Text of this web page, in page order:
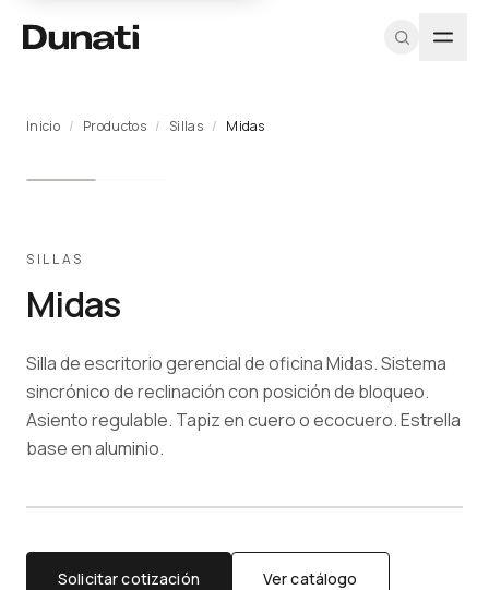
TIPOLOGÍAS
Sillas
Mesas
Cabinas
acústicas
Recepciones
EXPLORAR
Programa
para
Arquitectos →
PROGRAMA
arquitecto
Iniciar
sesión
HERRAMIENTAS
DUNATI
Nosotros
Diseñadores
Sostenibilidad
MÁS
Inicio / Productos / Sillas / Midas
SILLAS
Midas
Silla de escritorio gerencial de oficina Midas. Sistema
sincrónico de reclinación con posición de bloqueo.
Asiento regulable. Tapiz en cuero o ecocuero. Estrella
base en aluminio.
Solicitar cotización Ver catálogo